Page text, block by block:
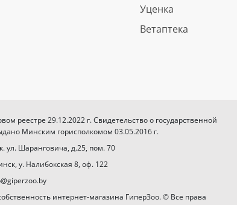
Уценка
Ветаптека
реестре 29.12.2022 г. Свидетельство о государственной
Минским горисполкомом 03.05.2016 г.
ул. Шаранговича, д.25, пом. 70
у. Налибокская 8, оф. 122
интернет-магазина ГиперЗоо. © Все права